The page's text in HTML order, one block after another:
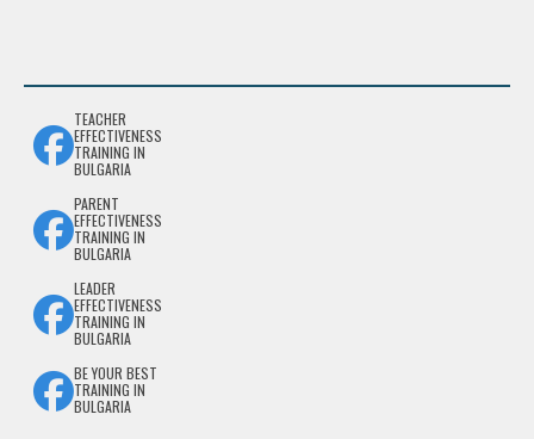
TEACHER
EFFECTIVENESS
TRAINING IN
BULGARIA
PARENT
EFFECTIVENESS
TRAINING IN
BULGARIA
LEADER
EFFECTIVENESS
TRAINING IN
BULGARIA
BE YOUR BEST
TRAINING IN
BULGARIA